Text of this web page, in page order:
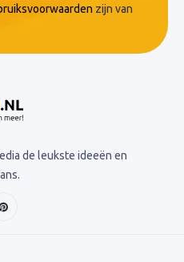
zijn van
de leukste ideeën en